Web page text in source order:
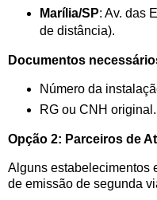
Marília/SP: Av. das
de distância).
Documentos
Número da
RG ou CNH original.
Opção 2: Parceiros de
Alguns estabelecimentos
de emissão de segunda